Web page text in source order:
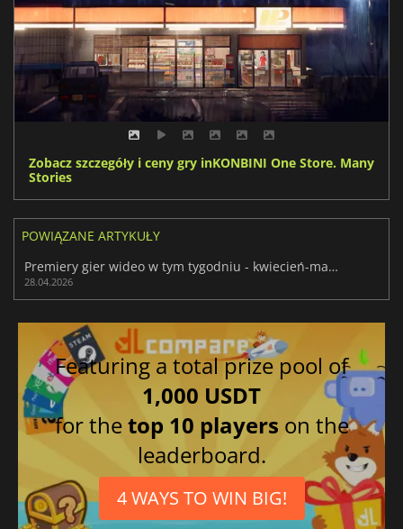
Zobacz szczegóły i ceny gry inKONBINI One Store. Many
Stories
POWIĄZANE ARTYKUŁY
Premiery gier wideo w tym tygodniu - kwiecień-maj 2026 (tydzień 18)
28.04.2026
Featuring a total prize pool of
1,000 USDT
for thetop 10 players on the
leaderboard.
4 WAYS TO WIN BIG!